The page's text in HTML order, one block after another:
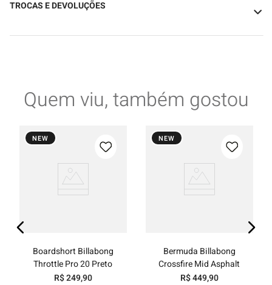
TROCAS E DEVOLUÇÕES
Quem viu, também gostou
NEW
Boardshort Billabong
Throttle Pro 20 Preto
R$249,90
NEW
Bermuda Billabong
Crossfire Mid Asphalt
R$449,90